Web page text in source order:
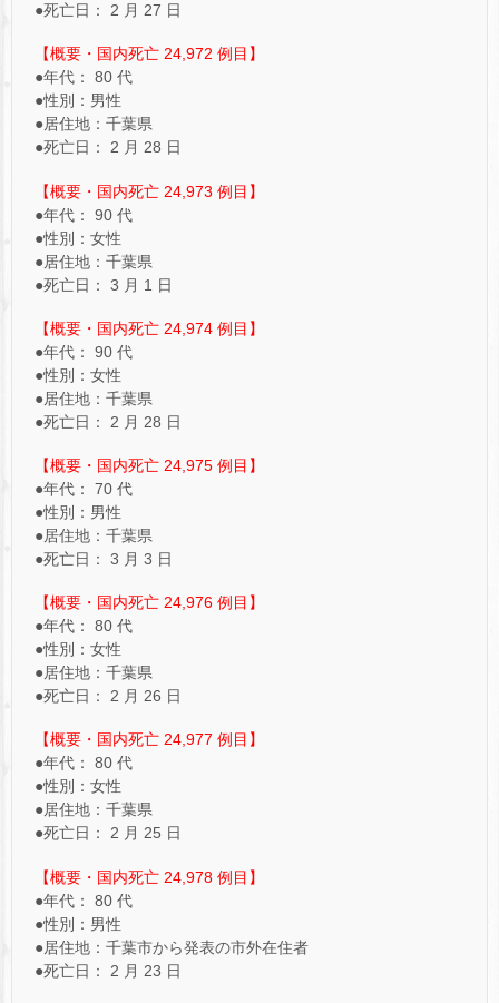
●死亡日： 2 月 27 日
【概要・国内死亡 24,972 例目】
●年代： 80 代
●性別：男性
●居住地：千葉県
●死亡日： 2 月 28 日
【概要・国内死亡 24,973 例目】
●年代： 90 代
●性別：女性
●居住地：千葉県
●死亡日： 3 月 1 日
【概要・国内死亡 24,974 例目】
●年代： 90 代
●性別：女性
●居住地：千葉県
●死亡日： 2 月 28 日
【概要・国内死亡 24,975 例目】
●年代： 70 代
●性別：男性
●居住地：千葉県
●死亡日： 3 月 3 日
【概要・国内死亡 24,976 例目】
●年代： 80 代
●性別：女性
●居住地：千葉県
●死亡日： 2 月 26 日
【概要・国内死亡 24,977 例目】
●年代： 80 代
●性別：女性
●居住地：千葉県
●死亡日： 2 月 25 日
【概要・国内死亡 24,978 例目】
●年代： 80 代
●性別：男性
●居住地：千葉市から発表の市外在住者
●死亡日： 2 月 23 日